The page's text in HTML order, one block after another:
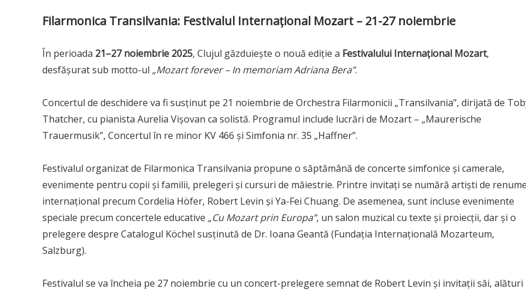
Filarmonica Transilvania: Festivalul Internațional Mozart – 21-27 noiembrie
În perioada 21–27 noiembrie 2025, Clujul găzduiește o nouă ediție a Festivalului Internațional Mozart,
desfășurat sub motto-ul „Mozart forever – In memoriam Adriana Bera”.
Concertul de deschidere va fi susținut pe 21 noiembrie de Orchestra Filarmonicii „Transilvania”, dirijată de
Thatcher, cu pianista Aurelia Vișovan ca solistă. Programul include lucrări de Mozart – „Maurerische
Trauermusik”, Concertul în re minor KV 466 și Simfonia nr. 35 „Haffner”.
Festivalul organizat de Filarmonica Transilvania propune o săptămână de concerte simfonice și camerale,
evenimente pentru copii și familii, prelegeri și cursuri de măiestrie. Printre invitați se numără artiști de
internațional precum Cordelia Höfer, Robert Levin și Ya-Fei Chuang. De asemenea, sunt incluse evenimente
speciale precum concertele educative „Cu Mozart prin Europa”, un salon muzical cu texte și proiecții, dar și o
prelegere despre Catalogul Köchel susținută de Dr. Ioana Geantă (Fundația Internațională Mozarteum,
Salzburg).
Festivalul se va încheia pe 27 noiembrie cu un concert-prelegere semnat de Robert Levin și invitații săi, alături